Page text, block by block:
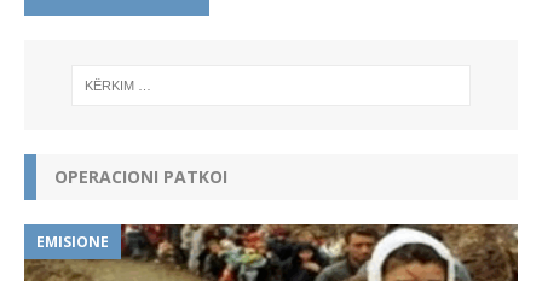
n
v
OPERACIONI PATKOI
EMISIONE